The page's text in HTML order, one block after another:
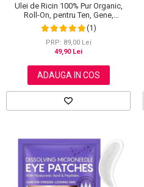
Ulei de Ricin 100% Pur Organic,
Roll-On, pentru Ten, Gene,
Sprancene, Unghii, 30 ml
(1)
PRP: 89,00 Lei
49,90 Lei
ADAUGA IN COS